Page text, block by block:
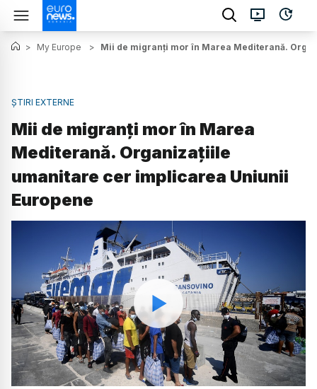
> My Europe > Mii de migranți mor în Marea Mediterană.
ȘTIRI EXTERNE
Mii de migranți mor în Marea
Mediterană. Organizațiile
umanitare cer implicarea Uniunii
Europene
Watch